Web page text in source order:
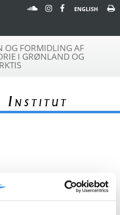
ENGLISH
OG FORMIDLING AF
I GRØNLAND OG
Institut